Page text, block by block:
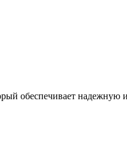
обеспечивает надежную